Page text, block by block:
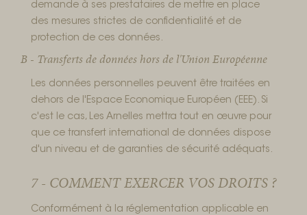
demande à ses prestataires de mettre en place
des mesures strictes de confidentialité et de
protection de ces données.
B - Transferts de données hors de l'Union Européenne
Les données personnelles peuvent être traitées en
dehors de l'Espace Economique Européen (EEE). Si
c'est le cas, Les Arnelles mettra tout en œuvre pour
que ce transfert international de données dispose
d'un niveau et de garanties de sécurité adéquats.
7 - COMMENT EXERCER VOS DROITS ?
Conformément à la réglementation applicable en